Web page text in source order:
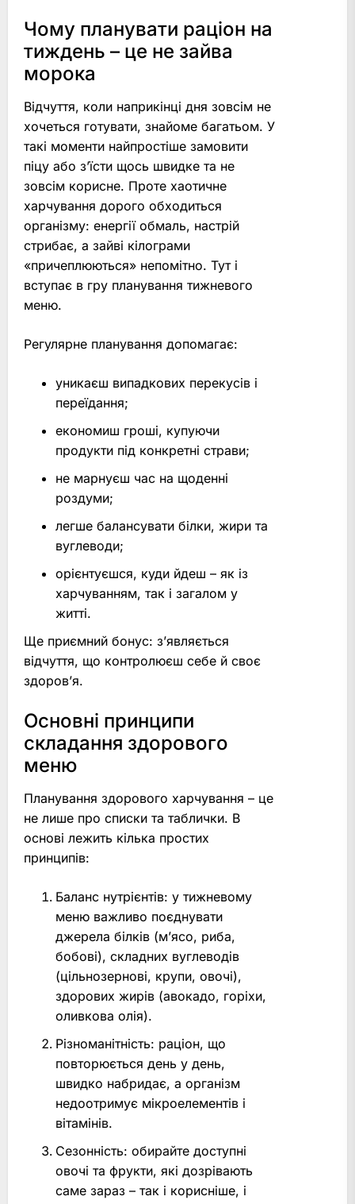
Чому планувати раціон на
тиждень – це не зайва
морока
Відчуття, коли наприкінці дня зовсім не
хочеться готувати, знайоме багатьом. У
такі моменти найпростіше замовити
піцу або з’їсти щось швидке та не
зовсім корисне. Проте хаотичне
харчування дорого обходиться
організму: енергії обмаль, настрій
стрибає, а зайві кілограми
«причеплюються» непомітно. Тут і
вступає в гру планування тижневого
меню.
Регулярне планування допомагає:
уникаєш випадкових перекусів і
переїдання;
економиш гроші, купуючи
продукти під конкретні страви;
не марнуєш час на щоденні
роздуми;
легше балансувати білки, жири та
вуглеводи;
орієнтуєшся, куди йдеш – як із
харчуванням, так і загалом у
житті.
Ще приємний бонус: з’являється
відчуття, що контролюєш себе й своє
здоров’я.
Основні принципи
складання здорового
меню
Планування здорового харчування – це
не лише про списки та таблички. В
основі лежить кілька простих
принципів:
Баланс нутрієнтів: у тижневому
меню важливо поєднувати
джерела білків (м’ясо, риба,
бобові), складних вуглеводів
(цільнозернові, крупи, овочі),
здорових жирів (авокадо, горіхи,
оливкова олія).
Різноманітність: раціон, що
повторюється день у день,
швидко набридає, а організм
недоотримує мікроелементів і
вітамінів.
Сезонність: обирайте доступні
овочі та фрукти, які дозрівають
саме зараз – так і корисніше, і